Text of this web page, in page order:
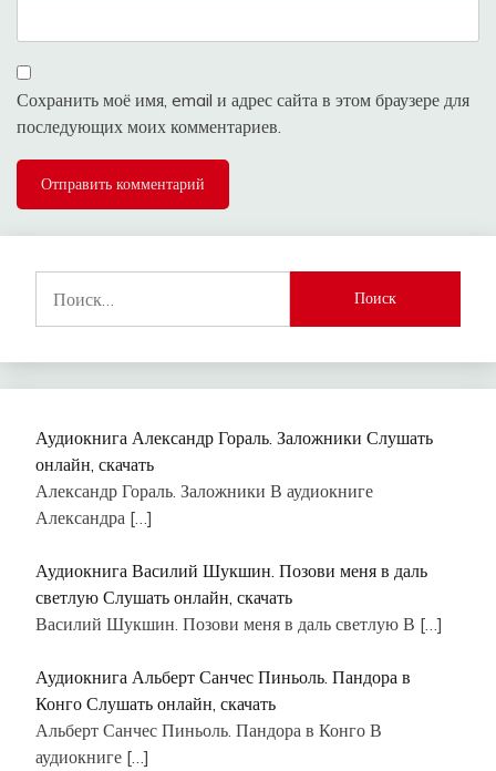
Сохранить моё имя, email и адрес сайта в этом браузере для
последующих моих комментариев.
Аудиокнига Александр Гораль. Заложники Слушать
онлайн, скачать
Александр Гораль. Заложники В аудиокниге
Александра […]
Аудиокнига Василий Шукшин. Позови меня в даль
светлую Слушать онлайн, скачать
Василий Шукшин. Позови меня в даль светлую В […]
Аудиокнига Альберт Санчес Пиньоль. Пандора в
Конго Слушать онлайн, скачать
Альберт Санчес Пиньоль. Пандора в Конго В
аудиокниге […]